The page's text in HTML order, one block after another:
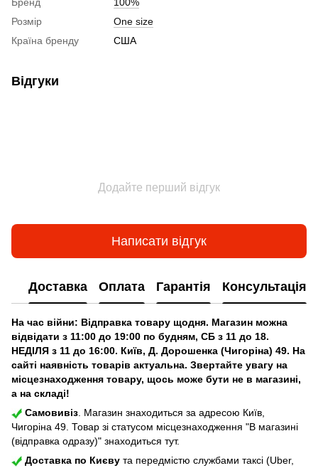
Розмір
One size
Країна бренду
США
Відгуки
Додайте перший відгук
Написати відгук
Доставка Оплата Гарантія Консультація
На час війни: Відправка товару щодня. Магазин можна
відвідати з 11:00 до 19:00 по будням, СБ з 11 до 18.
НЕДІЛЯ з 11 до 16:00. Київ, Д. Дорошенка (Чигоріна) 49. На
сайті наявність товарів актуальна. Звертайте увагу на
місцезнаходження товару, щось може бути не в магазині,
а на складі!
Самовивіз . Магазин знаходиться за адресою Київ,
Чигоріна 49. Товар зі статусом місцезнаходження "В магазині
(відправка одразу)" знаходиться тут.
Доставка по Києву та передмістю службами таксі (Uber,